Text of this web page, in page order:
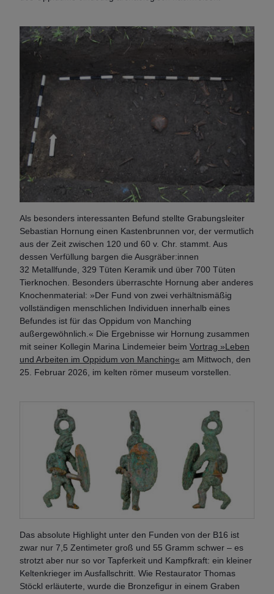
Als besonders interessanten Befund stellte Grabungsleiter
Sebastian Hornung einen Kastenbrunnen vor, der vermutlich
aus der Zeit zwischen 120 und 60 v. Chr. stammt. Aus
dessen Verfüllung bargen die Ausgräber:innen
32 Metallfunde, 329 Tüten Keramik und über 700 Tüten
Tierknochen. Besonders überraschte Hornung aber anderes
Knochenmaterial: »Der Fund von zwei verhältnismäßig
vollständigen menschlichen Individuen innerhalb eines
Befundes ist für das Oppidum von Manching
außergewöhnlich.« Die Ergebnisse wir Hornung zusammen
mit seiner Kollegin Marina Lindemeier beim Vortrag »Leben
und Arbeiten im Oppidum von Manching« am Mittwoch, den
25. Februar 2026, im kelten römer museum vorstellen.
Das absolute Highlight unter den Funden von der B16 ist
zwar nur 7,5 Zentimeter groß und 55 Gramm schwer – es
strotzt aber nur so vor Tapferkeit und Kampfkraft: ein kleiner
Keltenkrieger im Ausfallschritt. Wie Restaurator Thomas
Stöckl erläuterte, wurde die Bronzefigur in einem Graben